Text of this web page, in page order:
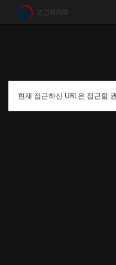
현재 접근하신 URL은 접근할